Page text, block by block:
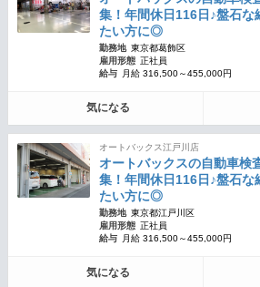
集！年間休日116日♪盤石な
たい方に◎
勤務地 東京都葛飾区
雇用形態 正社員
給与
月給 316,500～455,000円
気になる
オートバックス江戸川店
オートバックスの自動車検
集！年間休日116日♪盤石な
たい方に◎
勤務地 東京都江戸川区
雇用形態 正社員
給与
月給 316,500～455,000円
気になる